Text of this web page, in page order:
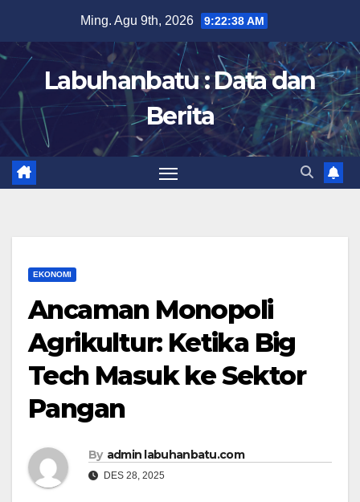
content
Ming. Agu 9th, 2026 9:22:39 AM
Labuhanbatu : Data dan
Berita
EKONOMI
Ancaman Monopoli
Agrikultur: Ketika Big
Tech Masuk ke Sektor
Pangan
By admin labuhanbatu.com
DES 28, 2025